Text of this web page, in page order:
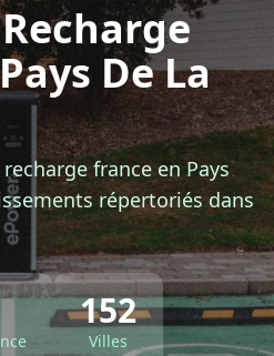
De La
france en Pays
répertoriés dans
152
Villes